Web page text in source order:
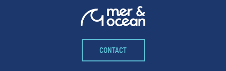
– FACEBOOK –
CONTACT